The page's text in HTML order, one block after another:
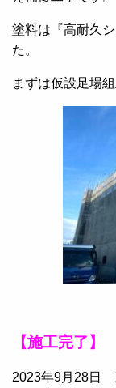
塗料は『高耐久
た。
まずは仮設足場
【施工完了】
2023年9月28日